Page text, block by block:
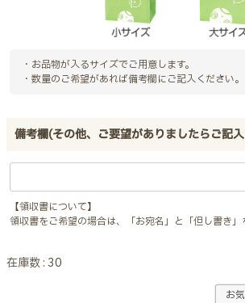
・お品物が入るサイズでご用意します。
・数量のご希望があれば備考欄にご記入ください。
備考欄(その他、ご要望がありましたらご記
【領収書について】
領収書をご希望の場合は、「お宛名」と「但し書き」
在庫数 30
お